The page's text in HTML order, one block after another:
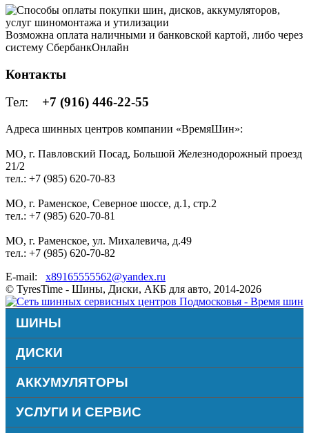
Возможна оплата наличными и банковской картой, либо через
систему СбербанкОнлайн
Контакты
Тел: +7 (916) 446-22-55
Адреса шинных центров компании «ВремяШин»:
МО, г. Павловский Посад, Большой Железнодорожный проезд
21/2
тел.: +7 (985) 620-70-83
МО, г. Раменское, Северное шоссе, д.1, стр.2
тел.: +7 (985) 620-70-81
МО, г. Раменское, ул. Михалевича, д.49
тел.: +7 (985) 620-70-82
E-mail: x89165555562@yandex.ru
© TyresTime - Шины, Диски, АКБ для авто, 2014-2026
ШИНЫ
ДИСКИ
АККУМУЛЯТОРЫ
УСЛУГИ И СЕРВИС